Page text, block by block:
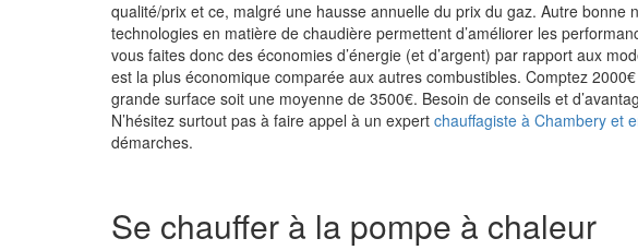
qualité/prix et ce, malgré une hausse annuelle du prix du gaz. Autre bonne
technologies en matière de chaudière permettent d’améliorer les
vous faites donc des économies d’énergie (et d’argent) par rapport aux
est la plus économique comparée aux autres combustibles. Comptez
grande surface soit une moyenne de 3500€. Besoin de conseils et
N’hésitez surtout pas à faire appel à un expert chauffagiste à Chambery et
démarches.
Se chauffer à la pompe à chaleur